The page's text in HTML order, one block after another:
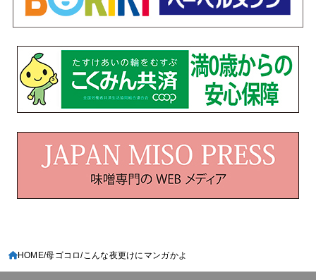
HOME 母ゴコロ こんな夜更けにマンガかよ